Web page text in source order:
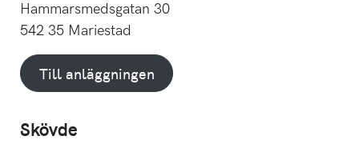
Hammarsmedsgatan 30
542 35 Mariestad
Till anläggningen
Skövde